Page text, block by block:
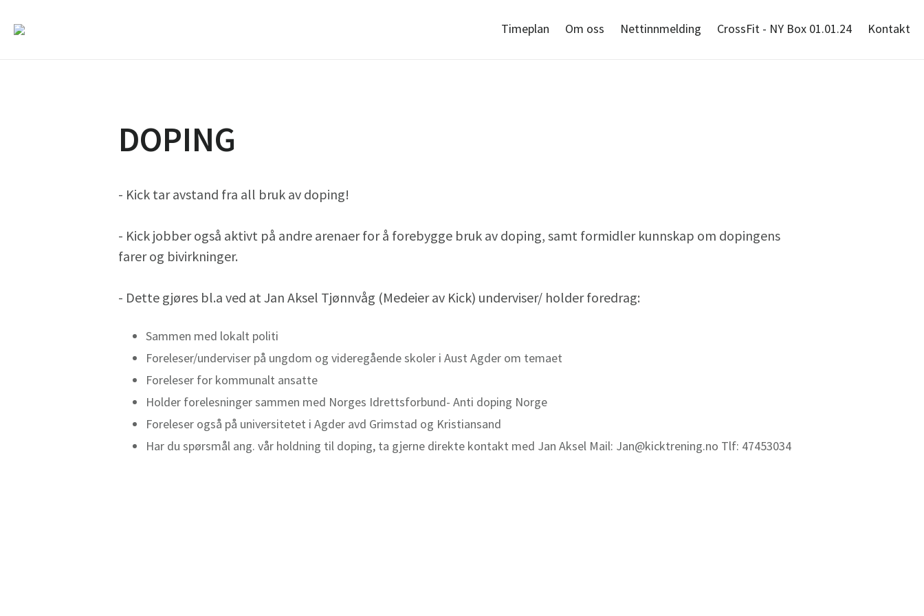
Timeplan Om oss Nettinnmelding CrossFit - NY Box 01.01.24 Kontakt
DOPING
- Kick tar avstand fra all bruk av doping!
- Kick jobber også aktivt på andre arenaer for å forebygge bruk av doping, samt formidler kunnskap om dopingens
farer og bivirkninger.
- Dette gjøres bl.a ved at Jan Aksel Tjønnvåg (Medeier av Kick) underviser/ holder foredrag:
Sammen med lokalt politi
Foreleser/underviser på ungdom og videregående skoler i Aust Agder om temaet
Foreleser for kommunalt ansatte
Holder forelesninger sammen med Norges Idrettsforbund- Anti doping Norge
Foreleser også på universitetet i Agder avd Grimstad og Kristiansand
Har du spørsmål ang. vår holdning til doping, ta gjerne direkte kontakt med Jan Aksel Mail: Jan@kicktrening.no Tlf: 47453034